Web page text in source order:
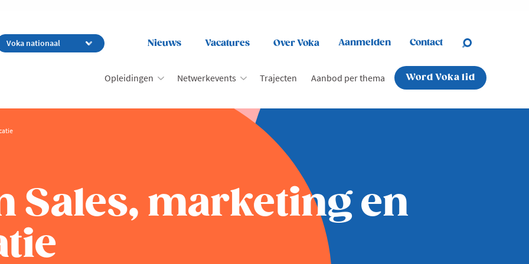
Nieuws Vacatures Over Voka Aanmelden Contact
Opleidingen Netwerkevents Trajecten Aanbod per thema Word Voka lid
Sales, marketing en